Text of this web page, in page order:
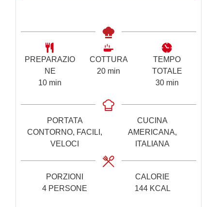
PREPARAZIO
NE
10m
n
u
t
min
COTTURA
20m
u
min
TEMPO
TOTALE
30m
n
u
t
i
min
PORTATA
CONTORNO, FACILI,
VELOCI
CUCINA
AMERICANA,
ITALIANA
PORZIONI
4 PERSONE
CALORIE
144 KCAL